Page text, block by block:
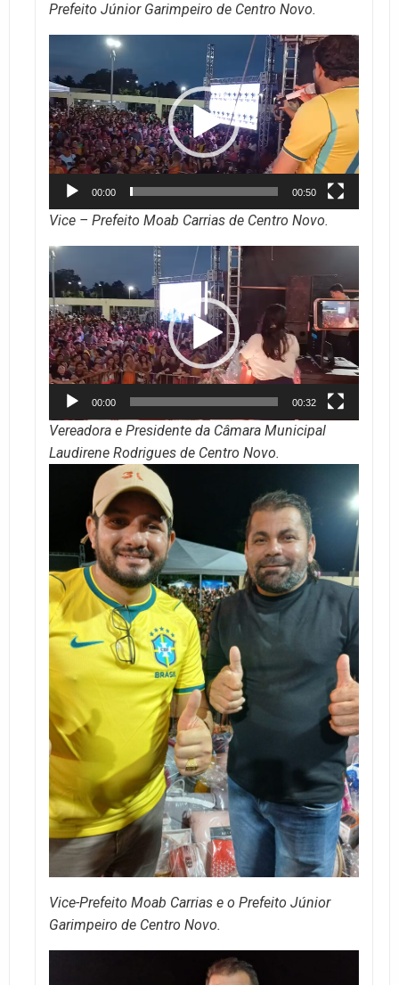
Prefeito Júnior Garimpeiro de Centro Novo.
vídeo
00:00 00:50
Vice – Prefeito Moab Carrias de Centro Novo.
Tocador
de
vídeo
00:00 00:32
Vereadora e Presidente da Câmara Municipal
Laudirene Rodrigues de Centro Novo.
Vice-Prefeito Moab Carrias e o Prefeito Júnior
Garimpeiro de Centro Novo.